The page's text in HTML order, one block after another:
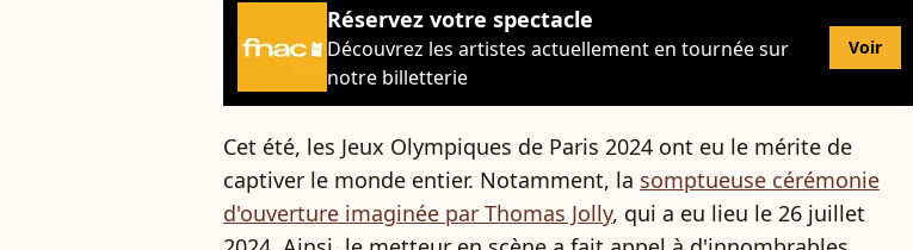
Réservez votre spectacle
Découvrez les artistes actuellement en tournée sur
notre billetterie
Voir
Cet été, les Jeux Olympiques de Paris 2024 ont eu le mérite de
captiver le monde entier. Notamment, la somptueuse cérémonie
d'ouverture imaginée par Thomas Jolly, qui a eu lieu le 26 juillet